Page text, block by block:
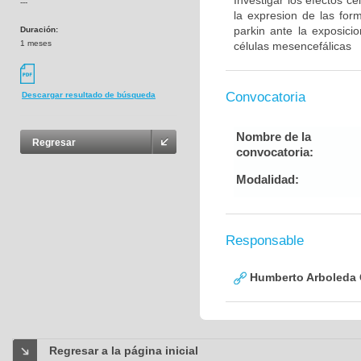
---
Duración:
1 meses
Descargar resultado de búsqueda
Regresar
la expresion de las
parkin ante la
células mesencefálicas
Convocatoria
Nombre de la
convocatoria:
Modalidad:
Responsable
Humberto Arboleda
Regresar a la página inicial